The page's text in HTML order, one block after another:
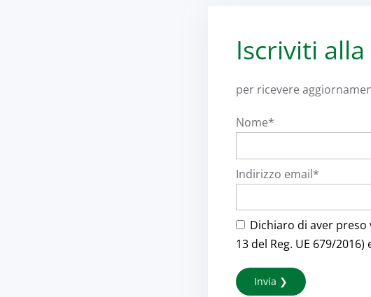
Iscriviti
per ricevere
Nome*
Indirizzo email*
Dichiaro di aver preso
13 del Reg. UE 679/